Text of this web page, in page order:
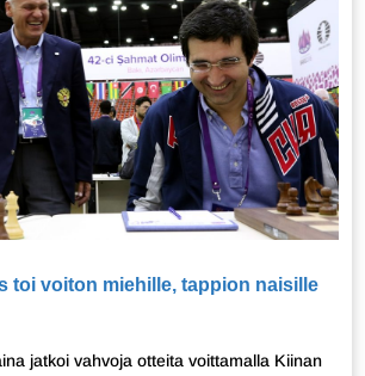
toi voiton miehille, tappion naisille
jatkoi vahvoja otteita voittamalla Kiinan